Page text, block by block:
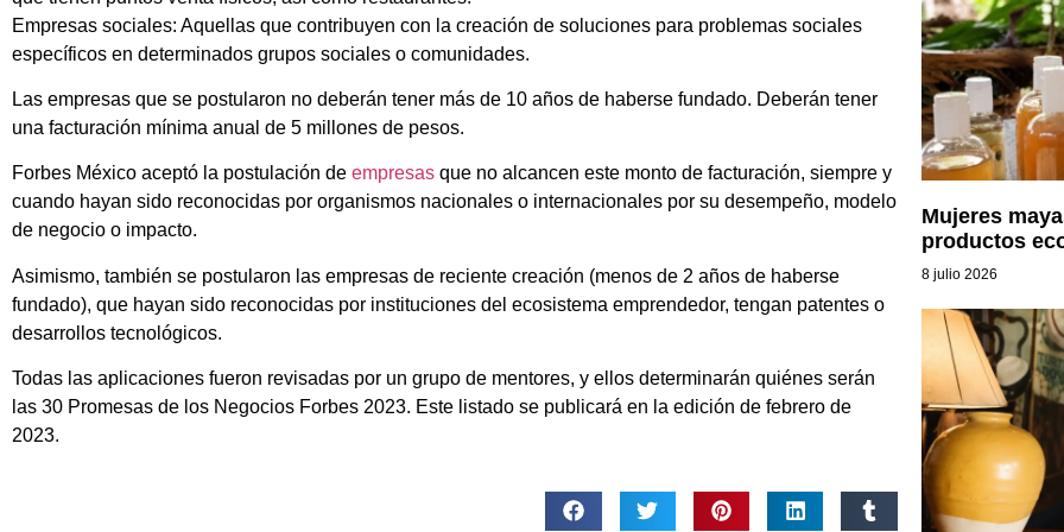
Empresas sociales: Aquellas que contribuyen con la creación de soluciones para problemas sociales
específicos en determinados grupos sociales o comunidades.
Las empresas que se postularon no deberán tener más de 10 años de haberse fundado. Deberán tener
una facturación mínima anual de 5 millones de pesos.
Forbes México aceptó la postulación de empresas que no alcancen este monto de facturación, siempre y
cuando hayan sido reconocidas por organismos nacionales o internacionales por su desempeño, modelo
de negocio o impacto.
Asimismo, también se postularon las empresas de reciente creación (menos de 2 años de haberse
fundado), que hayan sido reconocidas por instituciones del ecosistema emprendedor, tengan patentes o
desarrollos tecnológicos.
Todas las aplicaciones fueron revisadas por un grupo de mentores, y ellos determinarán quiénes serán
las 30 Promesas de los Negocios Forbes 2023. Este listado se publicará en la edición de febrero de
2023.
Mujeres
productos
8 julio 2026